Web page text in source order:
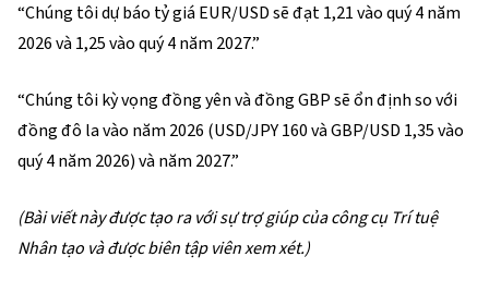
“Chúng tôi dự báo tỷ giá EUR/USD sẽ đạt 1,21 vào quý 4 năm
2026 và 1,25 vào quý 4 năm 2027.”
“Chúng tôi kỳ vọng đồng yên và đồng GBP sẽ ổn định so với
đồng đô la vào năm 2026 (USD/JPY 160 và GBP/USD 1,35 vào
quý 4 năm 2026) và năm 2027.”
(Bài viết này được tạo ra với sự trợ giúp của công cụ Trí tuệ
Nhân tạo và được biên tập viên xem xét.)